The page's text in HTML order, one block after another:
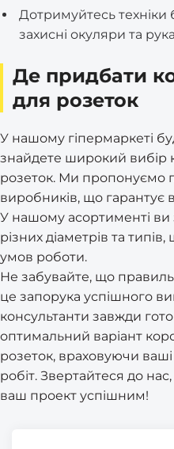
Дотримуйтесь техніки
захисні окуляри та
Де придбати
для розеток
У нашому гіпермаркеті
знайдете широкий вибір
розеток. Ми пропонуємо
виробників, що гарантує
У нашому асортименті
різних діаметрів та
умов роботи.
Не забувайте, що
це запорука успішного
консультанти завжди
оптимальний варіант
розеток, враховуючи
робіт. Звертайтеся до
ваш проект успішним!